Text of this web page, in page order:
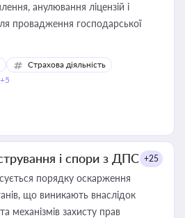
анулювання ліцензій і
провадження господарської
Страхова діяльність
+5
і спори з ДПС +25
порядку оскарження
що виникають внаслідок
механізмів захисту прав